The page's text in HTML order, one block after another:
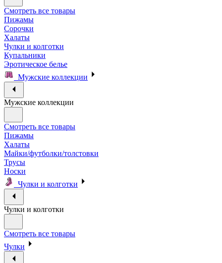
Смотреть все товары
Пижамы
Сорочки
Халаты
Чулки и колготки
Купальники
Эротическое белье
Мужские коллекции
Мужские коллекции
Смотреть все товары
Пижамы
Халаты
Майки/футболки/толстовки
Трусы
Носки
Чулки и колготки
Чулки и колготки
Смотреть все товары
Чулки